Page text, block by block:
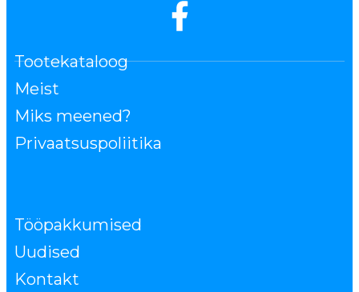
Tootekataloog
Meist
Miks meened?
Privaatsuspoliitika
Tööpakkumised
Uudised
Kontakt